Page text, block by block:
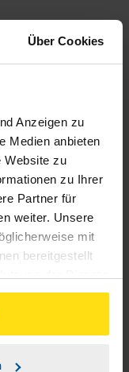
Über Cookies
Anzeigen zu
Medien anbieten
Website zu
zu Ihrer
Partner für
weiter. Unsere
mit
bereitgestellt
klicken,
gemäß
benötigen
von
die
Ihre
oder
und keinen der
Ihnen hier eine